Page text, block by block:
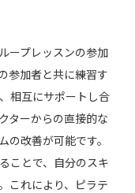
ープレッスンの参加
参加者と共に練習す
相互にサポートし合
ターからの直接的な
の改善が可能です。
ことで、自分のスキ
これにより、ピラテ